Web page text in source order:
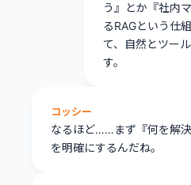
う』とか『社内
るRAGという仕
て、自然とツー
す。
コッシー
なるほど……まず『何を解決
を明確にするんだね。